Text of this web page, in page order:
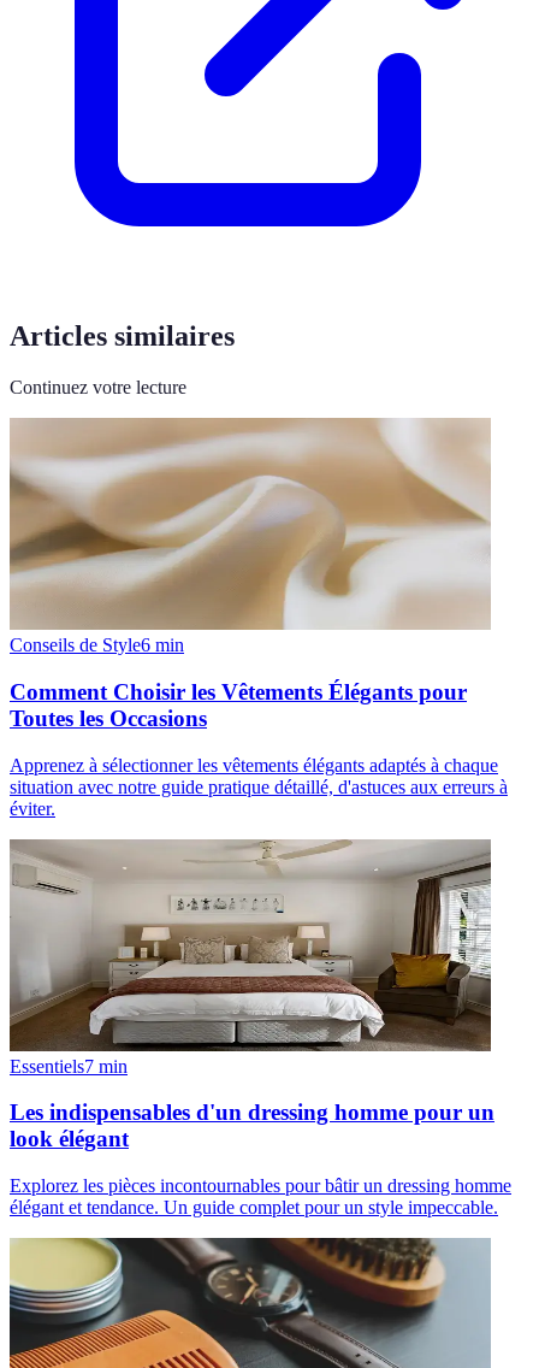
Articles similaires
Continuez votre lecture
Conseils de Style6 min
Comment Choisir les Vêtements Élégants pour
Toutes les Occasions
Apprenez à sélectionner les vêtements élégants adaptés à chaque
situation avec notre guide pratique détaillé, d'astuces aux erreurs à
éviter.
Essentiels7 min
Les indispensables d'un dressing homme pour un
look élégant
Explorez les pièces incontournables pour bâtir un dressing homme
élégant et tendance. Un guide complet pour un style impeccable.